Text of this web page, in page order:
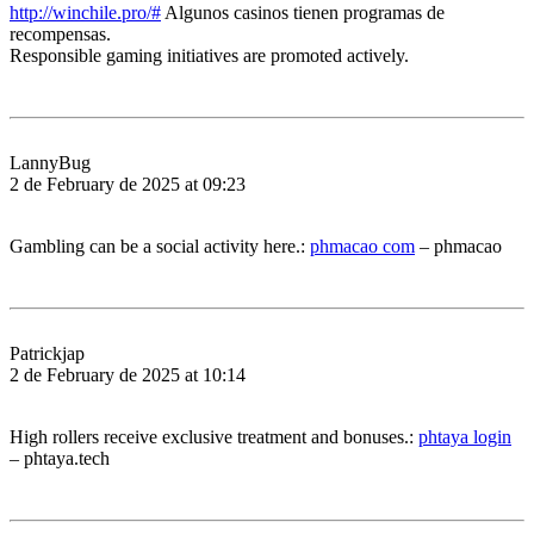
http://winchile.pro/# Algunos casinos tienen programas de
recompensas.
Responsible gaming initiatives are promoted actively.
LannyBug
2 de February de 2025 at 09:23
Gambling can be a social activity here.: phmacao com – phmacao
Patrickjap
2 de February de 2025 at 10:14
High rollers receive exclusive treatment and bonuses.: phtaya login
– phtaya.tech